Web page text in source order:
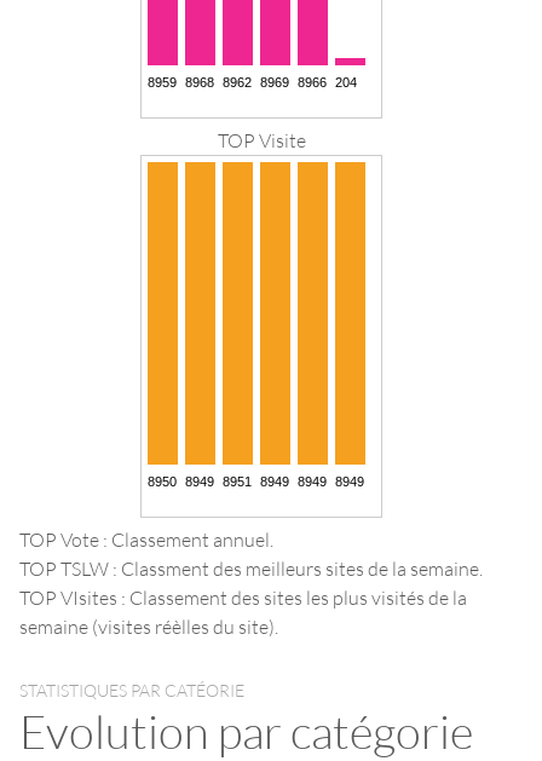
TOP Visite
TOP Vote : Classement annuel.
TOP TSLW : Classment des meilleurs sites de la semaine.
TOP VIsites : Classement des sites les plus visités de la
semaine (visites réèlles du site).
STATISTIQUES PAR CATÉORIE
Evolution par catégorie